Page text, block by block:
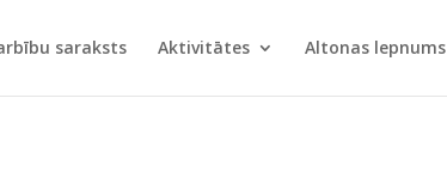
saraksts Aktivitātes Altonas lepnums